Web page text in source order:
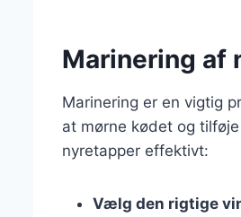
Marinering af
Marinering er en vigtig
at mørne kødet og
nyretapper effektivt:
Vælg den rigtige